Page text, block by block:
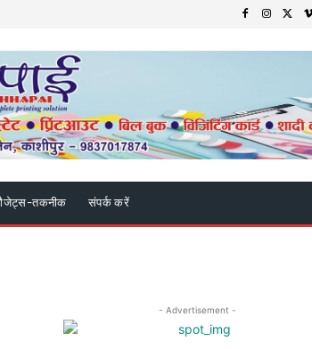
तकनीक संपर्क करें
- Advertisement -